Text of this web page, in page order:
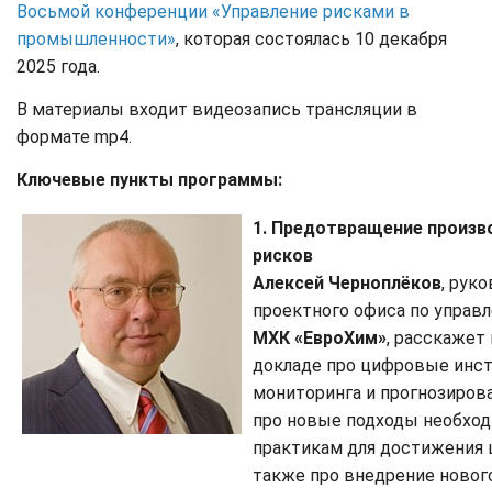
Восьмой конференции «Управление рисками в
промышленности», которая состоялась 10 декабря
2025 года.
В материалы входит видеозапись трансляции в
формате mp4.
Ключевые пункты программы:
1. Предотвращение
рисков
Алексей Черноплёков,
проектного офиса по
МХК «ЕвроХим»,
докладе про цифровые
мониторинга и
про новые подходы
практикам для достижения
также про внедрение